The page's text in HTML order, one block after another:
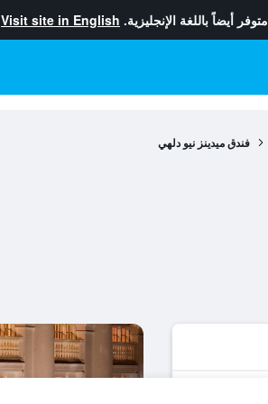
متوفر أيضاً باللغة الإنجليزية. Visit site in English
فندق ميدينز نيو دلهي